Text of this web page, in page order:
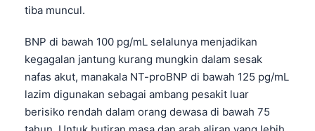
tiba muncul.
BNP di bawah 100 pg/mL selalunya menjadikan
kegagalan jantung kurang mungkin dalam sesak
nafas akut, manakala NT-proBNP di bawah 125 pg/mL
lazim digunakan sebagai ambang pesakit luar
berisiko rendah dalam orang dewasa di bawah 75
தமிழ்
ગુજરાતી
ಕನ್ನಡ
മലയാളം
Tagalog